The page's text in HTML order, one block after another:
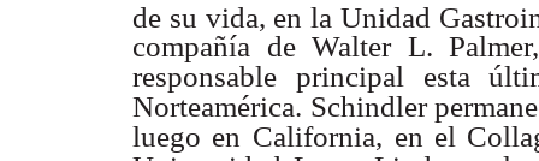
de su vida, en la Unidad
compañía de Walter L.
responsable
principal esta
Norteamérica. Schindler
luego en California, en el